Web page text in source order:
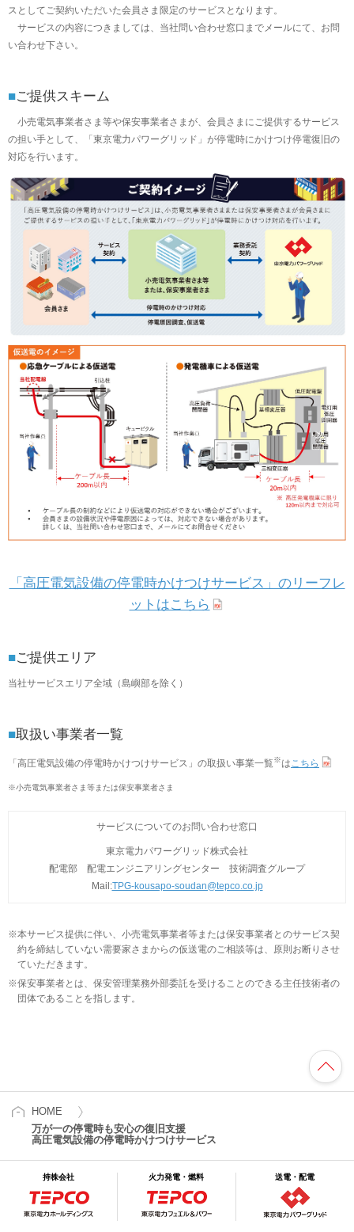
スとしてご契約いただいた会員さま限定のサービスとなります。
サービスの内容につきましては、当社問い合わせ窓口までメールにて、お問
い合わせ下さい。
■ご提供スキーム
小売電気事業者さま等や保安事業者さまが、会員さまにご提供するサービス
の担い手として、「東京電力パワーグリッド」が停電時にかけつけ停電復旧の
対応を行います。
「高圧電気設備の停電時かけつけサービス」のリーフレ
ットはこちら
■ご提供エリア
当社サービスエリア全域（島嶼部を除く）
■取扱い事業者一覧
「高圧電気設備の停電時かけつけサービス」の取扱い事業一覧※はこちら
※小売電気事業者さま等または保安事業者さま
サービスについてのお問い合わせ窓口
東京電力パワーグリッド株式会社
配電部 配電エンジニアリングセンター 技術調査グループ
Mail:TPG-kousapo-soudan@tepco.co.jp
※本サービス提供に伴い、小売電気事業者等または保安事業者とのサービス契
約を締結していない需要家さまからの仮送電のご相談等は、原則お断りさせ
ていただきます。
※保安事業者とは、保安管理業務外部委託を受けることのできる主任技術者の
団体であることを指します。
HOME
万が一の停電時も安心の復旧支援
高圧電気設備の停電時かけつけサービス
持株会社 火力発電・燃料 送電・配電